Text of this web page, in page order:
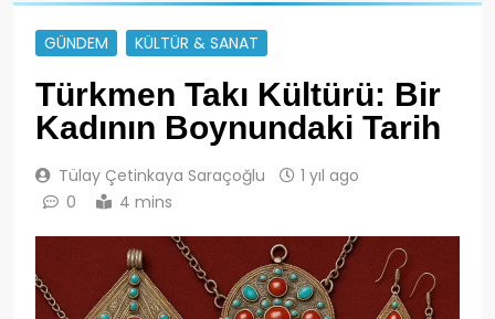
GÜNDEM KÜLTÜR & SANAT
Türkmen Takı Kültürü: Bir
Kadının Boynundaki Tarih
Tülay Çetinkaya Saraçoğlu
1 yıl ago
0
4 mins